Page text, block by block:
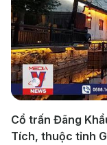
Cổ trấn Đãng
Tích, thuộc tỉnh